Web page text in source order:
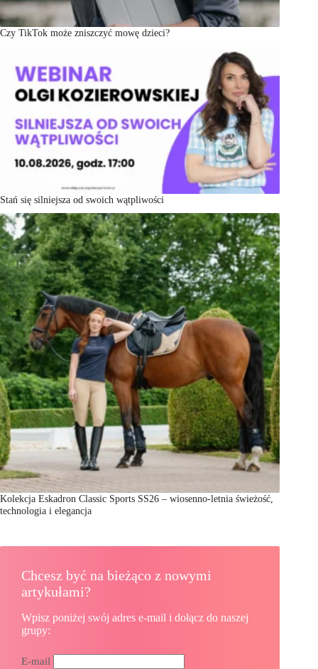
Czy TikTok może zniszczyć mowę dzieci?
Stań się silniejsza od swoich wątpliwości
Kolekcja Eskadron Classic Sports SS26 – wiosenno-letnia świeżość,
technologia i elegancja
Chcesz być na bieżąco z nowymi
artykułami?
Wpisz poniżej swój adres e-mail i dołącz do naszej
grupy:
E-mail